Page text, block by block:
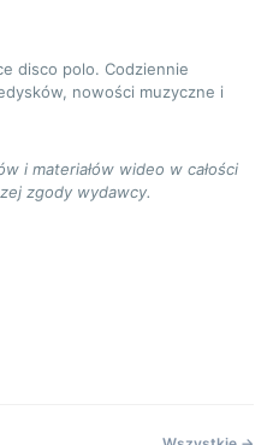
disco polo. Codziennie
nowości muzyczne i
i materiałów wideo w całości
zgody wydawcy.